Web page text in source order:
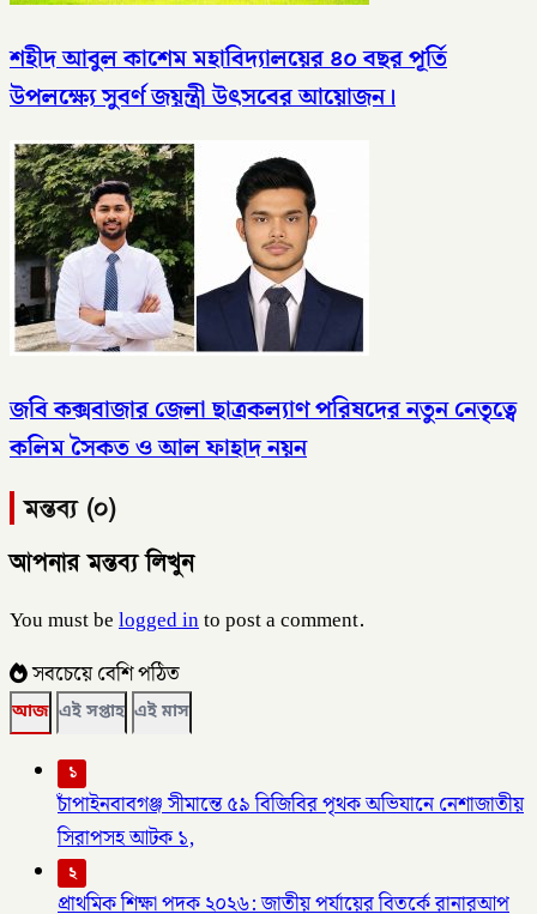
শহীদ আবুল কাশেম মহাবিদ্যালয়ের ৪০ বছর পূর্তি
উপলক্ষ্যে সুবর্ণ জয়ন্ত্রী উৎসবের আয়োজন।
জবি কক্সবাজার জেলা ছাত্রকল্যাণ পরিষদের নতুন নেতৃত্বে
কলিম সৈকত ও আল ফাহাদ নয়ন
মন্তব্য (০)
আপনার মন্তব্য লিখুন
You must belogged into post a comment.
সবচেয়ে বেশি পঠিত
আজ এই সপ্তাহ এই মাস
১
চাঁপাইনবাবগঞ্জ সীমান্তে ৫৯ বিজিবির পৃথক অভিযানে নেশাজাতীয়
সিরাপসহ আটক ১,
২
প্রাথমিক শিক্ষা পদক ২০২৬: জাতীয় পর্যায়ের বিতর্কে রানারআপ